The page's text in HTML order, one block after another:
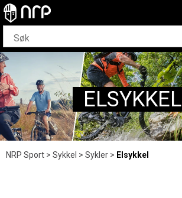
ELSYKKEL
NRP Sport>Sykkel >Sykler> Elsykkel